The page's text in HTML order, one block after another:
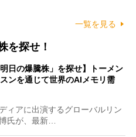
一覧を見る
を探せ！
明日の爆騰株」を探せ】トーメン
ンを通じて世界のAIメモリ需
ィアに出演するグローバルリン
氏が、最新…